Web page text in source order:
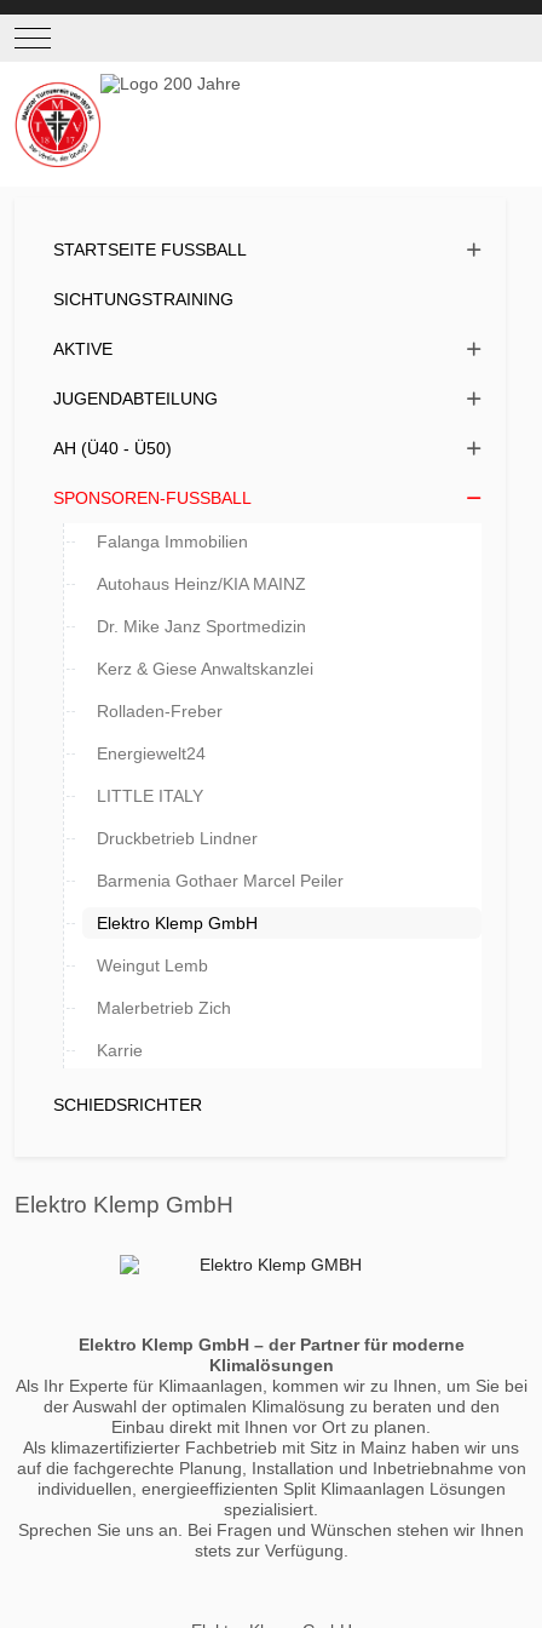
Mobile Menu Toggle
STARTSEITE FUSSBALL
SICHTUNGSTRAINING
AKTIVE
JUGENDABTEILUNG
AH (Ü40 - Ü50)
SPONSOREN-FUSSBALL
Falanga Immobilien
Autohaus Heinz/KIA MAINZ
Dr. Mike Janz Sportmedizin
Kerz & Giese Anwaltskanzlei
Rolladen-Freber
Energiewelt24
LITTLE ITALY
Druckbetrieb Lindner
Barmenia Gothaer Marcel Peiler
Elektro Klemp GmbH
Weingut Lemb
Malerbetrieb Zich
Karrie
SCHIEDSRICHTER
Elektro Klemp GmbH
Elektro Klemp GmbH – der Partner für moderne
Klimalösungen
Als Ihr Experte für Klimaanlagen, kommen wir zu Ihnen, um Sie bei
der Auswahl der optimalen Klimalösung zu beraten und den
Einbau direkt mit Ihnen vor Ort zu planen.
Als klimazertifizierter Fachbetrieb mit Sitz in Mainz haben wir uns
auf die fachgerechte Planung, Installation und Inbetriebnahme von
individuellen, energieeffizienten Split Klimaanlagen Lösungen
spezialisiert.
Sprechen Sie uns an. Bei Fragen und Wünschen stehen wir Ihnen
stets zur Verfügung.